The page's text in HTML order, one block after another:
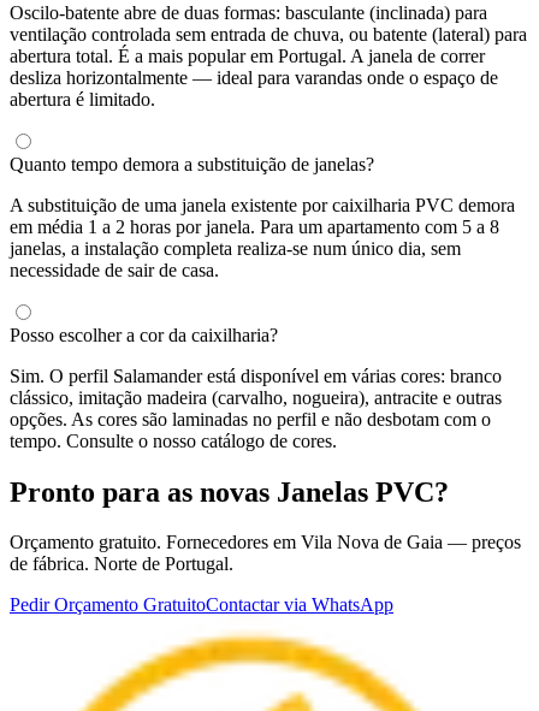
Oscilo-batente abre de duas formas: basculante (inclinada) para
ventilação controlada sem entrada de chuva, ou batente (lateral) para
abertura total. É a mais popular em Portugal. A janela de correr
desliza horizontalmente — ideal para varandas onde o espaço de
abertura é limitado.
Quanto tempo demora a substituição de janelas?
A substituição de uma janela existente por caixilharia PVC demora
em média 1 a 2 horas por janela. Para um apartamento com 5 a 8
janelas, a instalação completa realiza-se num único dia, sem
necessidade de sair de casa.
Posso escolher a cor da caixilharia?
Sim. O perfil Salamander está disponível em várias cores: branco
clássico, imitação madeira (carvalho, nogueira), antracite e outras
opções. As cores são laminadas no perfil e não desbotam com o
tempo. Consulte o nosso catálogo de cores.
Pronto para as novas Janelas PVC?
Orçamento gratuito. Fornecedores em Vila Nova de Gaia — preços
de fábrica. Norte de Portugal.
Pedir Orçamento GratuitoContactar via WhatsApp